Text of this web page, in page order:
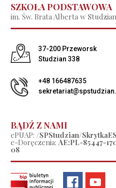
SZKOŁA PODSTAWOWA
im. Św. Brata Alberta w
Adres pocztowy:
37-200 Przeworsk
Studzian 338
+48 166487635
BĄDŹ Z NAMI
ePUAP: /SPStudzian/
e-Doręczenia: AE:PL-85447-
08